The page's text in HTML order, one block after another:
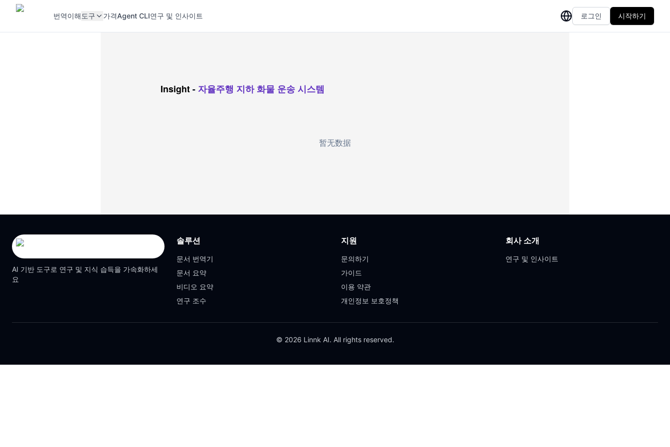
번역이해 도구 가격Agent CLI연구 및 인사이트 로그인 시작하기
Insight- 자율주행 지하 화물 운송 시스템
暂无数据
AI 기반 도구로 연구 및 지식 습득을 가속화하세
요
솔루션
문서 번역기
문서 요약
비디오 요약
연구 조수
지원
문의하기
가이드
이용 약관
개인정보 보호정책
회사 소개
연구 및 인사이트
© 2026 Linnk AI. All rights reserved.